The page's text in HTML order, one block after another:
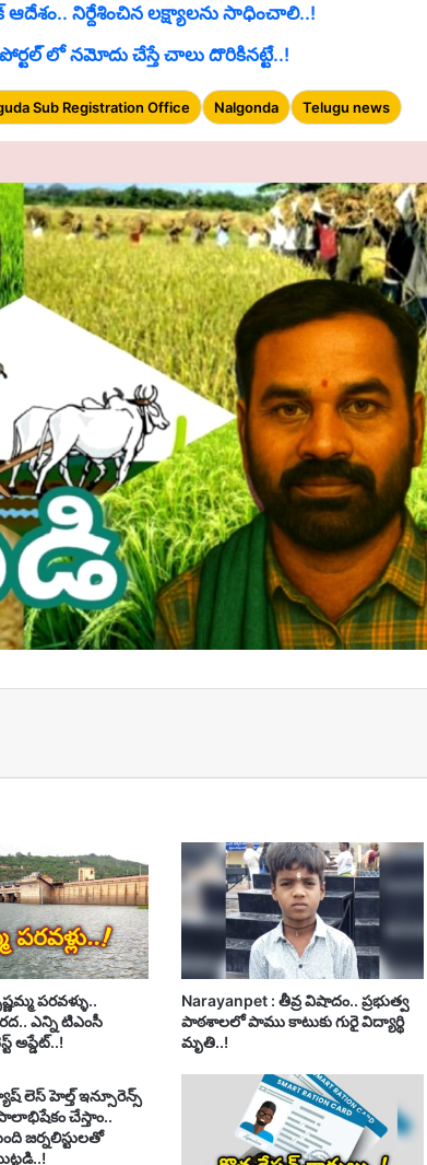
ఆదేశం.. నిర్దేశించిన లక్ష్యాలను సాధించాలి..!
లో నమోదు చేస్తే చాలు దొరికినట్టే..!
Sub Registration Office Nalgonda Telugu news
పరవళ్ళు..
ఎన్ని టిఎంసీ
అప్డేట్..!
Narayanpet : తీవ్ర విషాదం.. ప్రభుత్వ
పాఠశాలలో పాము కాటుకు గురై విద్యార్థి
మృతి..!
లెస్ హెల్త్ ఇన్సూరెన్స్
పాలాభిషేకం చేస్తాం..
జర్నలిస్టులతో